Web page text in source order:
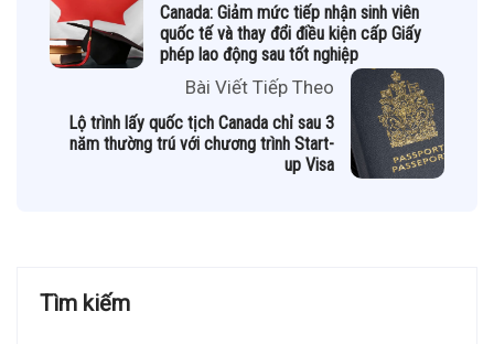
Canada: Giảm mức tiếp nhận sinh viên
quốc tế và thay đổi điều kiện cấp Giấy
phép lao động sau tốt nghiệp
Bài Viết Tiếp Theo
Lộ trình lấy quốc tịch Canada chỉ sau 3
năm thường trú với chương trình Start-
up Visa
Tìm kiếm